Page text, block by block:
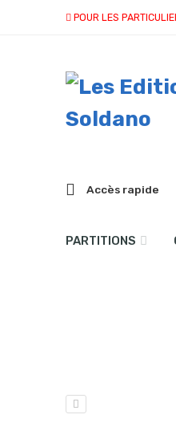
POUR LES
Accès rapide
PARTITIONS